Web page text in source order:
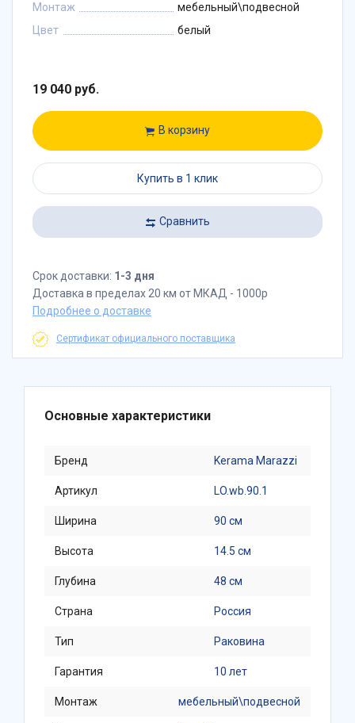
Монтаж
мебельный\подвесной
Цвет
белый
19 040 руб.
В корзину
Купить в 1 клик
Сравнить
Срок доставки: 1-3 дня
Доставка в пределах 20 км от МКАД - 1000р
Подробнее о доставке
Сертификат официального поставщика
Основные характеристики
Бренд Kerama Marazzi
Артикул LO.wb.90.1
Ширина 90 см
Высота 14.5 см
Глубина 48 см
Страна Россия
Тип Раковина
Гарантия 10 лет
Монтаж мебельный\подвесной